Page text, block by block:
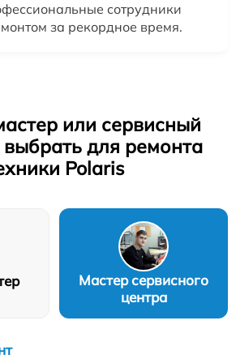
сотрудники
за рекордное время.
или сервисный
выбрать для ремонта
Polaris
Мастер сервисного
центра